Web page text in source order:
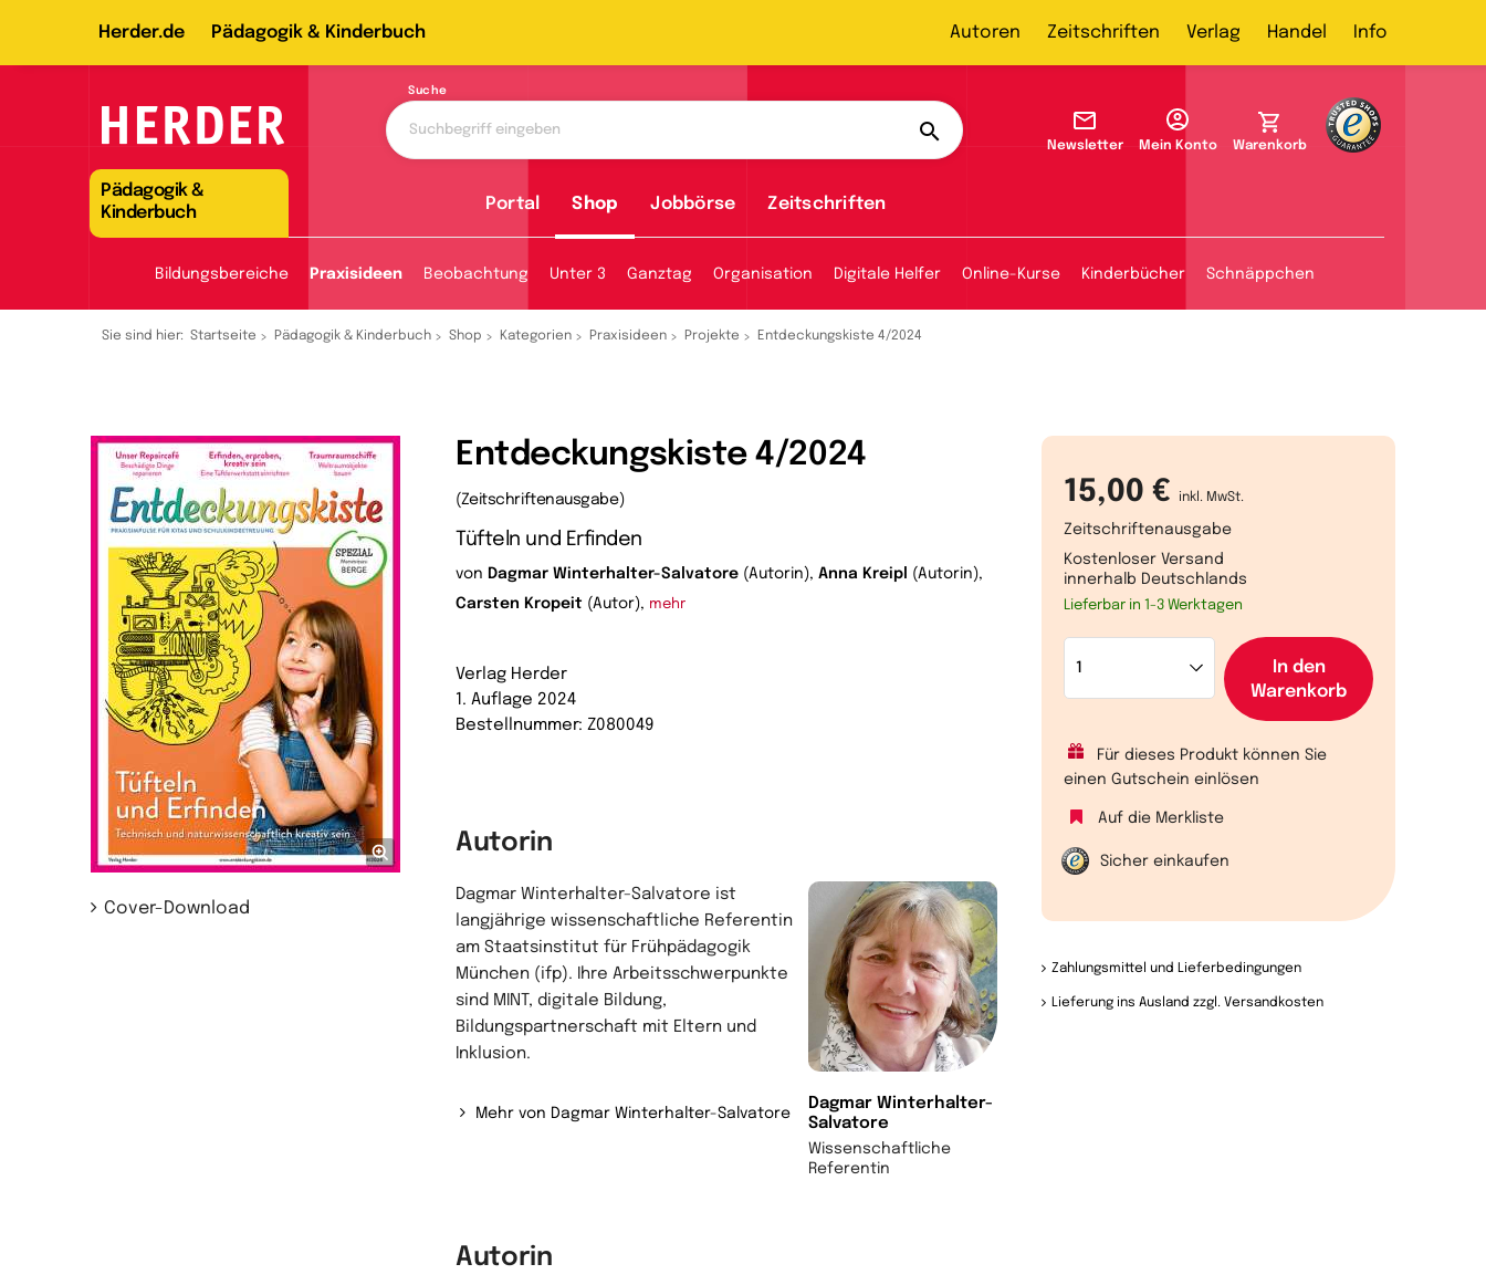
Herder.de Pädagogik & Kinderbuch Autoren Zeitschriften Verlag Handel Info
Suche
Pädagogik &
Kinderbuch
Newsletter Mein Konto Warenkorb
Portal Shop Jobbörse Zeitschriften
Bildungsbereiche Praxisideen Beobachtung Unter 3 Ganztag Organisation Digitale Helfer Online-Kurse Kinderbücher Schnäppchen
Sie sind hier: Startseite Pädagogik & Kinderbuch Shop Kategorien Praxisideen Projekte Entdeckungskiste 4/2024
Cover-Download
15,00 € inkl. MwSt.
Zeitschriftenausgabe
Kostenloser Versand
innerhalb Deutschlands
Lieferbar in 1-3 Werktagen
In den
Warenkorb
Für dieses Produkt können Sie
einen Gutschein einlösen
Auf die Merkliste
Sicher einkaufen
Zahlungsmittel und Lieferbedingungen
Lieferung ins Ausland zzgl. Versandkosten
Entdeckungskiste 4/2024
(Zeitschriftenausgabe)
Tüfteln und Erfinden
von Dagmar Winterhalter-Salvatore (Autorin), Anna Kreipl
(Autorin),
Carsten Kropeit (Autor), mehr
Verlag Herder
1. Auflage 2024
Bestellnummer: Z080049
Autorin
Dagmar Winterhalter-
Salvatore
Wissenschaftliche
Referentin
Dagmar Winterhalter-Salvatore ist
langjährige wissenschaftliche Referentin
am Staatsinstitut für Frühpädagogik
München (ifp). Ihre Arbeitsschwerpunkte
sind MINT, digitale Bildung,
Bildungspartnerschaft mit Eltern und
Inklusion.
Mehr von Dagmar Winterhalter-Salvatore
Autorin